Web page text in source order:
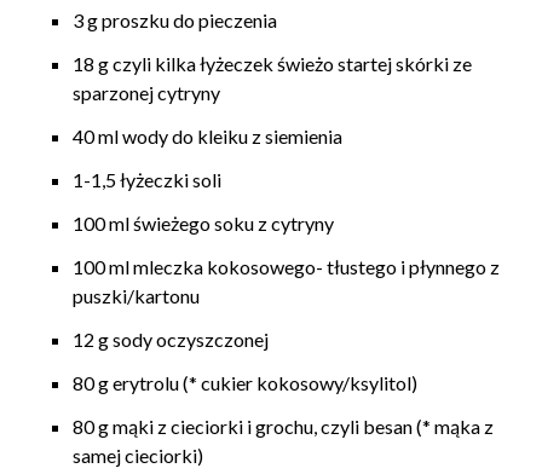
3 g proszku do pieczenia
18 g czyli kilka łyżeczek świeżo startej skórki ze
sparzonej cytryny
40 ml wody do kleiku z siemienia
1-1,5 łyżeczki soli
100 ml świeżego soku z cytryny
100 ml mleczka kokosowego- tłustego i płynnego z
puszki/kartonu
12 g sody oczyszczonej
80 g erytrolu (* cukier kokosowy/ksylitol)
80 g mąki z cieciorki i grochu, czyli besan (* mąka z
samej cieciorki)